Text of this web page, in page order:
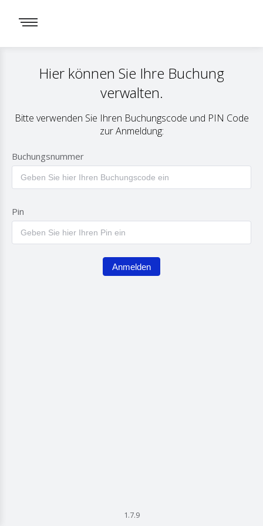
Hier können Sie Ihre Buchung
verwalten.
Bitte verwenden Sie Ihren Buchungscode und PIN Code
zur Anmeldung:
Buchungsnummer
Pin
Anmelden
1.7.9